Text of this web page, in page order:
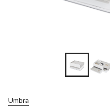
Umbra